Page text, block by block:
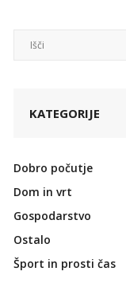
KATEGORIJE
Dobro počutje
Dom in vrt
Gospodarstvo
Ostalo
Šport in prosti čas